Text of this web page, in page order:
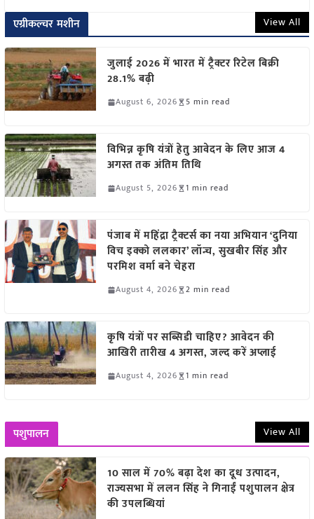
एग्रीकल्चर मशीन View All
जुलाई 2026 में भारत में ट्रैक्टर रिटेल बिक्री
28.1% बढ़ी
August 6, 2026 5 min read
विभिन्न कृषि यंत्रों हेतु आवेदन के लिए आज 4
अगस्त तक अंतिम तिथि
August 5, 2026 1 min read
पंजाब में महिंद्रा ट्रैक्टर्स का नया अभियान ‘दुनिया
विच इक्को ललकार’ लॉन्च, सुखबीर सिंह और
परमिश वर्मा बने चेहरा
August 4, 2026 2 min read
कृषि यंत्रों पर सब्सिडी चाहिए? आवेदन की
आखिरी तारीख 4 अगस्त, जल्द करें अप्लाई
August 4, 2026 1 min read
पशुपालन View All
10 साल में 70% बढ़ा देश का दूध उत्पादन,
राज्यसभा में ललन सिंह ने गिनाईं पशुपालन क्षेत्र
की उपलब्धियां